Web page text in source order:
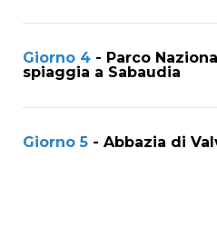
Giorno 4 - Parco
spiaggia a Sabaudia
Giorno 5 - Abbazia di